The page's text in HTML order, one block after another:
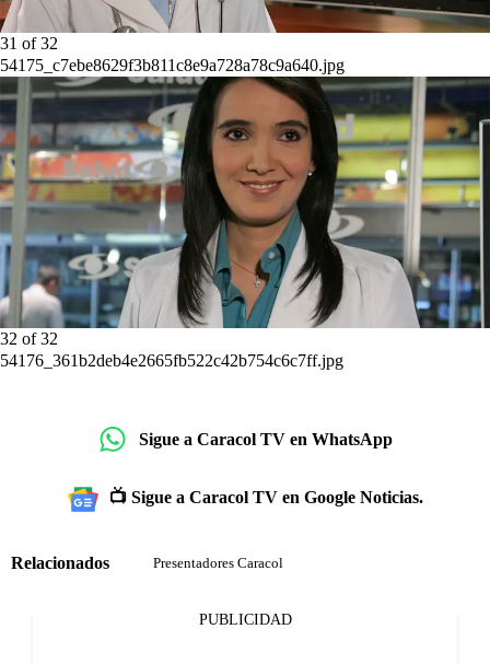
31 of32
54175_c7ebe8629f3b811c8e9a728a78c9a640.jpg
32 of32
54176_361b2deb4e2665fb522c42b754c6c7ff.jpg
Sigue a Caracol TV en WhatsApp
📺 Sigue a Caracol TV en Google Noticias.
Relacionados Presentadores Caracol
PUBLICIDAD